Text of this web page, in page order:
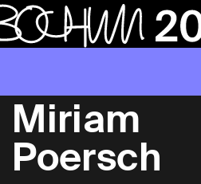
Miriam
Poersch